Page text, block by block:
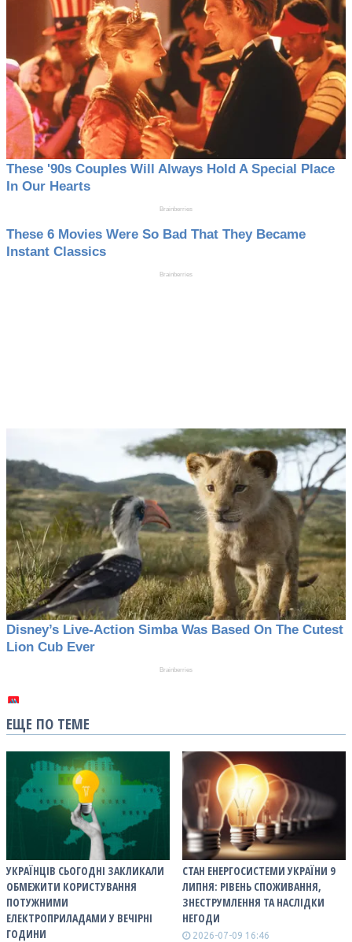
ЕЩЕ ПО ТЕМЕ
УКРАЇНЦІВ СЬОГОДНІ ЗАКЛИКАЛИ
ОБМЕЖИТИ КОРИСТУВАННЯ
ПОТУЖНИМИ
ЕЛЕКТРОПРИЛАДАМИ У ВЕЧІРНІ
ГОДИНИ
СТАН ЕНЕРГОСИСТЕМИ УКРАЇНИ 9
ЛИПНЯ: РІВЕНЬ СПОЖИВАННЯ,
ЗНЕСТРУМЛЕННЯ ТА НАСЛІДКИ
НЕГОДИ
2026-07-09 16:46